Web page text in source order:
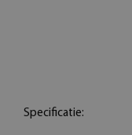
Specificatie: